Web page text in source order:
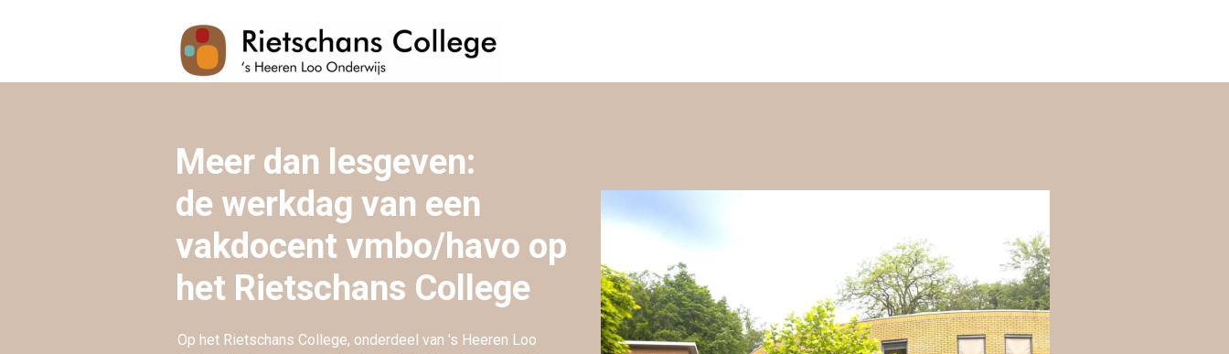
Meer dan lesgeven:
de werkdag van een
vakdocent vmbo/havo op
het Rietschans College
Op het Rietschans College, onderdeel van 's Heeren Loo